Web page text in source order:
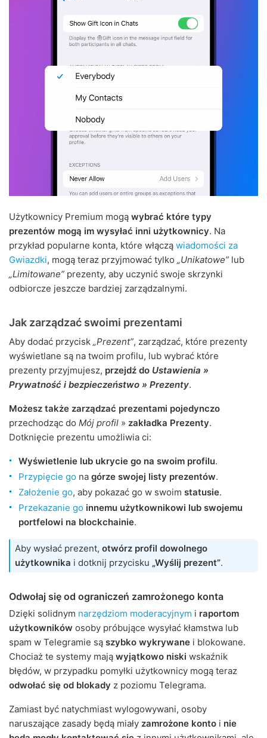
Użytkownicy Premium mogą wybrać które typy
prezentów mogą im wysyłać inni użytkownicy. Na
przykład popularne konta, które włączą wiadomości za
Gwiazdki, mogą teraz przyjmować tylko „Unikatowe” lub
„Limitowane” prezenty, aby uczynić swoje skrzynki
odbiorcze jeszcze bardziej zarządzalnymi.
Jak zarządzać swoimi prezentami
Aby dodać przycisk „Prezent”, zarządzać, które prezenty
wyświetlane są na twoim profilu, lub wybrać które
prezenty przyjmujesz, przejdź do Ustawienia »
Prywatność i bezpieczeństwo » Prezenty.
Możesz także zarządzać prezentami pojedynczo
przechodząc do Mój profil » zakładka Prezenty.
Dotknięcie prezentu umożliwia ci:
Wyświetlenie lub ukrycie go na swoim profilu.
Przypięcie go na górze swojej listy prezentów.
Założenie go, aby pokazać go w swoim statusie.
Przekazanie go innemu użytkownikowi lub swojemu
portfelowi na blockchainie.
Aby wysłać prezent, otwórz profil dowolnego
użytkownika i dotknij przycisku „Wyślij prezent”.
Odwołaj się od ograniczeń zamrożonego konta
Dzięki solidnym narzędziom moderacyjnym i raportom
użytkowników osoby próbujące wysyłać kłamstwa lub
spam w Telegramie są szybko wykrywane i blokowane.
Chociaż te systemy mają wyjątkowo niski wskaźnik
błędów, w przypadku pomyłki użytkownicy mogą teraz
odwołać się od blokady z poziomu Telegrama.
Zamiast być natychmiast wylogowywani, osoby
naruszające zasady będą miały zamrożone konto i nie